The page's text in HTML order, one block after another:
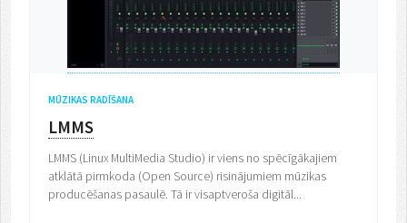
MŪZIKAS RADĪŠANA
LMMS
LMMS (Linux MultiMedia Studio) ir viens no spēcīgākajiem
atklātā pirmkoda (Open Source) risinājumiem mūzikas
producēšanas pasaulē. Tā ir visaptveroša digitāl...